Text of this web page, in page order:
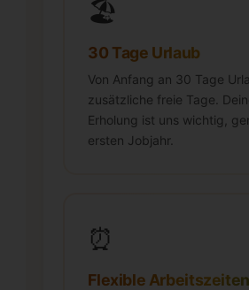
🏖️
30 Tage Urlaub
Von Anfang an 30 Tage
zusätzliche freie Tage.
Erholung ist uns wichtig,
ersten Jobjahr.
⏰
Flexible Arbeitszeiten